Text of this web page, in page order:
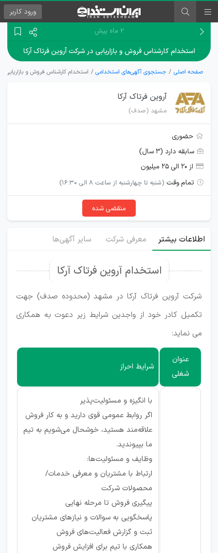
ورود کاربر
۲ ماه پیش
استخدام کارشناس فروش و بازاریابی در شرکت آروین فرتاک آرکا
صفحه اصلی جستجوی آگهی‌های استخدامی استخدام کارشناس فروش و بازاریابی
آروین فرتاک آرکا
مشهد (صدف)
حضوری
سابقه دارد (۳ سال)
از ۲۰ الی ۲۵ میلیون
تمام وقت (شنبه تا چهارشنبه از ساعت 8 الی 16:30)
منقضی شده
اطلاعات بیشتر معرفی شرکت سایر آگهی‌ها
استخدام آروین فرتاک آرکا
شرکت آروین فرتاک آرکا در مشهد (محدوده صدف) جهت
تکمیل کادر خود از واجدین شرایط زیر دعوت به همکاری
می نماید:
عنوان
شغلی
شرایط احراز
با انگیزه و مسئولیت‌پذیر
اگر روابط عمومی قوی دارید و به کار فروش
علاقه‌مند هستید، خوشحال می‌شویم به تیم
ما بپیوندید.
وظایف و مسئولیت‌ها:
ارتباط با مشتریان و معرفی خدمات/
محصولات شرکت
پیگیری فروش تا مرحله نهایی
پاسخگویی به سوالات و نیازهای مشتریان
ثبت و گزارش فعالیت‌های فروش
همکاری با تیم برای افزایش فروش